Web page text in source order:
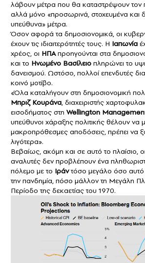
λάβουν μέτρα που θα καταστρέψουν τον
αλλά μόνο «προσωρινά, στοχευμένα και
υπεύθυνα» μέτρα.
Όσον αφορά τα δημοσιονομικά, οι
έχουν τις ιδιαιτερότητές τους. Η Ιαπωνία
χρέος, οι ΗΠΑπροηγούνται στα
και το Ηνωμένο Βασίλειο πληρώνει το
δανεισμού. Ωστόσο, πολλοί επενδυτές
κοινό μοτίβο.
«Όλα καταλήγουν στη δημοσιονομική
Μπριζ Κουράνα, διαχειριστής
εισοδήματος στη Wellington
υπεύθυνοι χάραξης πολιτικής θέλουν να
μακροπρόθεσμες αποδόσεις, πρέπει να
λιγότερα».
Βεβαίως, ακόμη και σε αυτό το πλαίσιο,
αναλυτές δεν προβλέπουν ένα
πόλεμο με το Ιράντόσο μεγάλο όσο
την πανδημία, πόσο μάλλον τη Μεγάλη
Περίοδο της δεκαετίας του 1970.